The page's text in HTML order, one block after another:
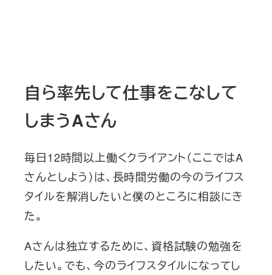
自ら率先して仕事をこなして
しまうAさん
毎日12時間以上働くクライアント（ここではA
さんとしよう）は、長時間労働の今のライフス
タイルを解消したいと僕のところに相談にき
た。
Aさんは独立するために、資格試験の勉強を
したい。でも、今のライフスタイルになってし